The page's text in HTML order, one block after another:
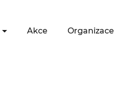
Akce Organizace